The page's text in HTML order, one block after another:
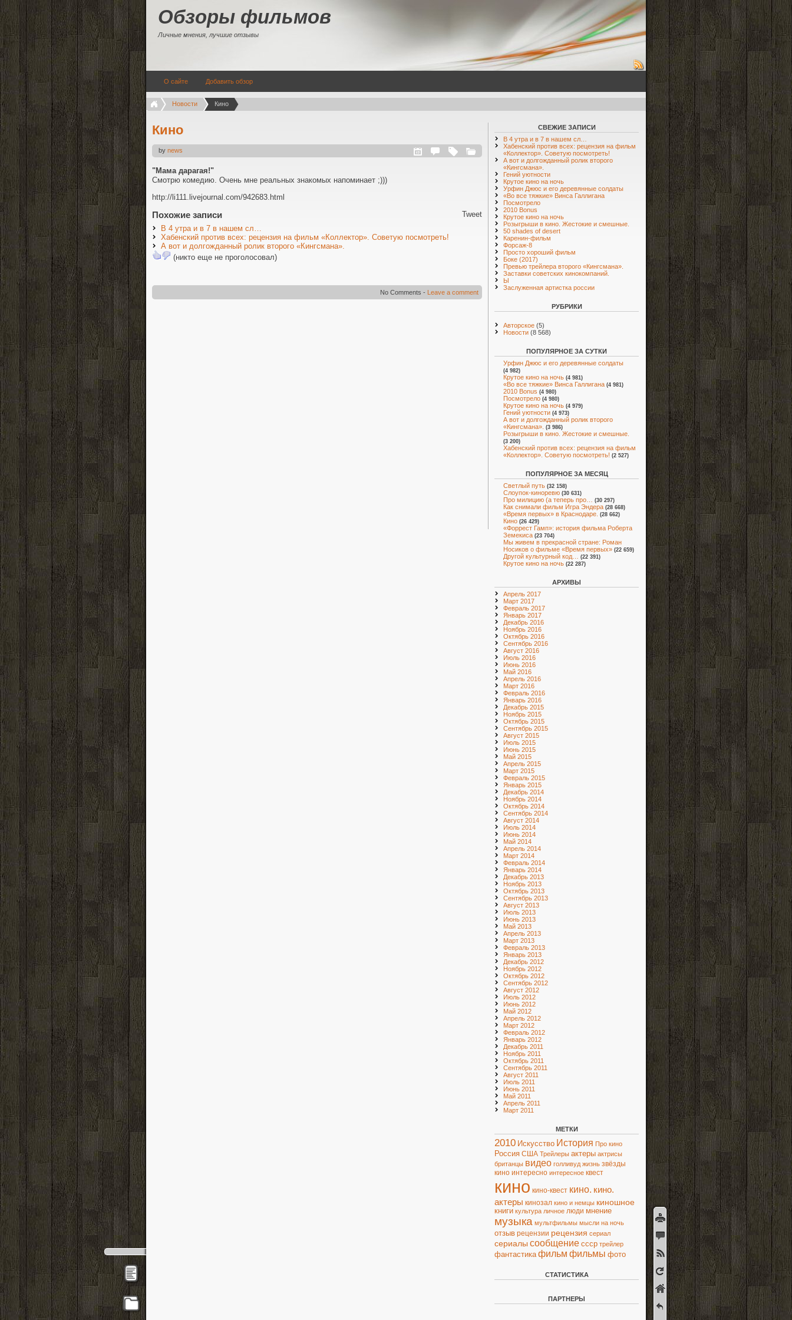
Обзоры фильмов
Личные мнения, лучшие отзывы
О сайте Добавить обзор
Новости Кино
Кино
by news
"Мама дарагая!"
Смотрю комедию. Очень мне реальных знакомых напоминает ;)))
http://li111.livejournal.com/942683.html
Tweet
Похожие записи
В 4 утра и в 7 в нашем сл…
Хабенский против всех: рецензия на фильм «Коллектор». Советую посмотреть!
А вот и долгожданный ролик второго «Кингсмана».
(никто еще не проголосовал)
No Comments - Leave a comment
СВЕЖИЕ ЗАПИСИ
В 4 утра и в 7 в нашем сл…
Хабенский против всех: рецензия на фильм
«Коллектор». Советую посмотреть!
А вот и долгожданный ролик второго
«Кингсмана».
Гений уютности
Крутое кино на ночь
Урфин Джюс и его деревянные солдаты
«Во все тяжкие» Винса Галлигана
Посмотрело
2010 Bonus
Крутое кино на ночь
Розыгрыши в кино. Жестокие и смешные.
50 shades of desert
Каренин-фильм
Форсаж-8
Просто хороший фильм
Боке (2017)
Превью трейлера второго «Кингсмана».
Заставки советских кинокомпаний.
Ы
Заслуженная артистка россии
РУБРИКИ
Авторское (5)
Новости (8 568)
ПОПУЛЯРНОЕ ЗА СУТКИ
Урфин Джюс и его деревянные солдаты
(4 982)
Крутое кино на ночь (4 981)
«Во все тяжкие» Винса Галлигана (4 981)
2010 Bonus (4 980)
Посмотрело (4 980)
Крутое кино на ночь (4 979)
Гений уютности (4 973)
А вот и долгожданный ролик второго
«Кингсмана». (3 986)
Розыгрыши в кино. Жестокие и смешные.
(3 200)
Хабенский против всех: рецензия на фильм
«Коллектор». Советую посмотреть! (2 527)
ПОПУЛЯРНОЕ ЗА МЕСЯЦ
Светлый путь (32 158)
Слоупок-киноревю (30 631)
Про милицию (а теперь про… (30 297)
Как снимали фильм Игра Эндера (28 668)
«Время первых» в Краснодаре. (28 662)
Кино (26 429)
«Форрест Гамп»: история фильма Роберта
Земекиса (23 704)
Мы живем в прекрасной стране: Роман
Носиков о фильме «Время первых» (22 659)
Другой культурный код… (22 391)
Крутое кино на ночь (22 287)
АРХИВЫ
Апрель 2017
Март 2017
Февраль 2017
Январь 2017
Декабрь 2016
Ноябрь 2016
Октябрь 2016
Сентябрь 2016
Август 2016
Июль 2016
Июнь 2016
Май 2016
Апрель 2016
Март 2016
Февраль 2016
Январь 2016
Декабрь 2015
Ноябрь 2015
Октябрь 2015
Сентябрь 2015
Август 2015
Июль 2015
Июнь 2015
Май 2015
Апрель 2015
Март 2015
Февраль 2015
Январь 2015
Декабрь 2014
Ноябрь 2014
Октябрь 2014
Сентябрь 2014
Август 2014
Июль 2014
Июнь 2014
Май 2014
Апрель 2014
Март 2014
Февраль 2014
Январь 2014
Декабрь 2013
Ноябрь 2013
Октябрь 2013
Сентябрь 2013
Август 2013
Июль 2013
Июнь 2013
Май 2013
Апрель 2013
Март 2013
Февраль 2013
Январь 2013
Декабрь 2012
Ноябрь 2012
Октябрь 2012
Сентябрь 2012
Август 2012
Июль 2012
Июнь 2012
Май 2012
Апрель 2012
Март 2012
Февраль 2012
Январь 2012
Декабрь 2011
Ноябрь 2011
Октябрь 2011
Сентябрь 2011
Август 2011
Июль 2011
Июнь 2011
Май 2011
Апрель 2011
Март 2011
МЕТКИ
2010 Искусство История Про кино
Россия США Трейлеры актеры актрисы
британцы видео голливуд жизнь звёзды
кино интересно интересное квест
кино кино-квест кино. кино.
актеры кинозал кино и немцы киношное
книги культура личное люди мнение
музыка мультфильмы мысли на ночь
отзыв рецензии рецензия сериал
сериалы сообщение ссср трейлер
фантастика фильм фильмы фото
СТАТИСТИКА
ПАРТНЕРЫ